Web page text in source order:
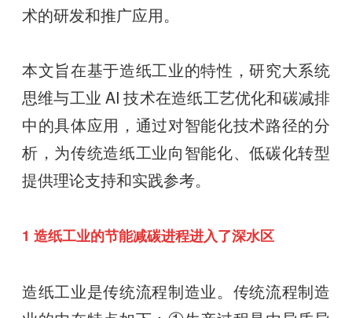
术的研发和推广应用。
本文旨在基于造纸工业的特性，研究大系统
思维与工业 AI 技术在造纸工艺优化和碳减排
中的具体应用，通过对智能化技术路径的分
析，为传统造纸工业向智能化、低碳化转型
提供理论支持和实践参考。
1 造纸工业的节能减碳进程进入了深水区
造纸工业是传统流程制造业。传统流程制造